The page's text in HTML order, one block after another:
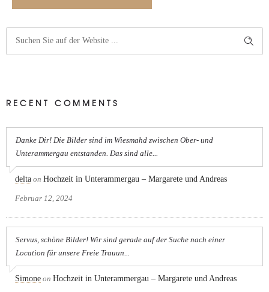
RECENT COMMENTS
Danke Dir! Die Bilder sind im Wiesmahd zwischen Ober- und
Unterammergau entstanden. Das sind alle...
delta on Hochzeit in Unterammergau – Margarete und Andreas
Februar 12, 2024
Servus, schöne Bilder! Wir sind gerade auf der Suche nach einer
Location für unsere Freie Trauun...
Simone on Hochzeit in Unterammergau – Margarete und Andreas